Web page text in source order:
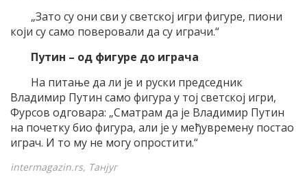
„Зато су они сви у светској игри фигуре, пиони
који су само поверовали да су играчи.“
Путин – од фигуре до играча
На питање да ли је и руски председник
Владимир Путин само фигура у тој светској игри,
Фурсов одговара: „Сматрам да је Владимир Путин
на почетку био фигура, али је у међувремену постао
играч. И то му не могу опростити.“
intermagazin.rs, Танјуг